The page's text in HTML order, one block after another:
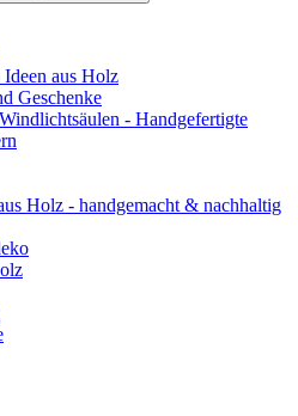
aus Holz
Geschenke
- Handgefertigte
Holz - handgemacht & nachhaltig